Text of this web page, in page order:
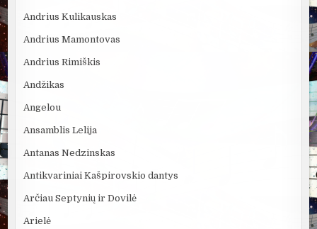
Andrius Kulikauskas
Andrius Mamontovas
Andrius Rimiškis
Andžikas
Angelou
Ansamblis Lelija
Antanas Nedzinskas
Antikvariniai Kašpirovskio dantys
Arčiau Septynių ir Dovilė
Arielė